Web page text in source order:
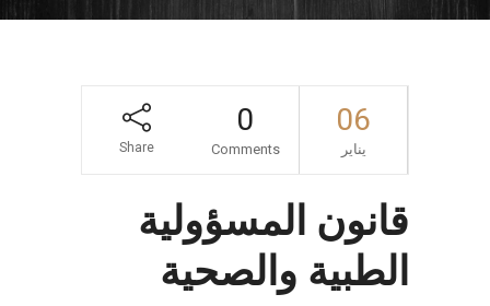
06
يناير
0
Comments
Share
قانون المسؤولية
الطبية والصحية